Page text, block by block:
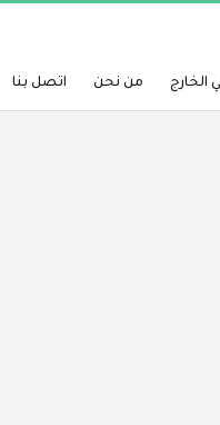
الخارج من نحن اتصل بنا